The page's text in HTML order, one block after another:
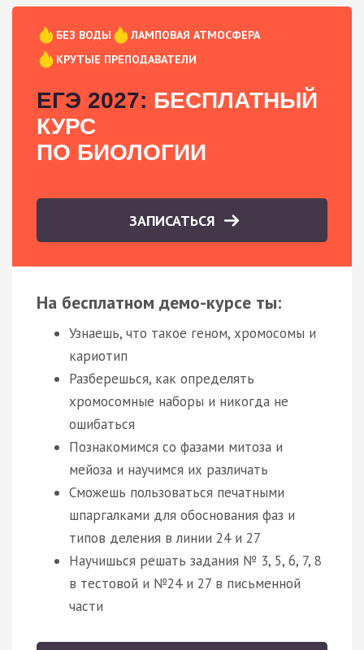
БЕЗ ВОДЫ
ЛАМПОВАЯ АТМОСФЕРА
КРУТЫЕ ПРЕПОДАВАТЕЛИ
ЕГЭ 2027: БЕСПЛАТНЫЙ
КУРС
ПО БИОЛОГИИ
ЗАПИСАТЬСЯ
На бесплатном демо-курсе ты:
Узнаешь, что такое геном, хромосомы и
кариотип
Разберешься, как определять
хромосомные наборы и никогда не
ошибаться
Познакомимся со фазами митоза и
мейоза и научимся их различать
Сможешь пользоваться печатными
шпаргалками для обоснования фаз и
типов деления в линии 24 и 27
Научишься решать задания № 3, 5, 6, 7, 8
в тестовой и №24 и 27 в письменной
части